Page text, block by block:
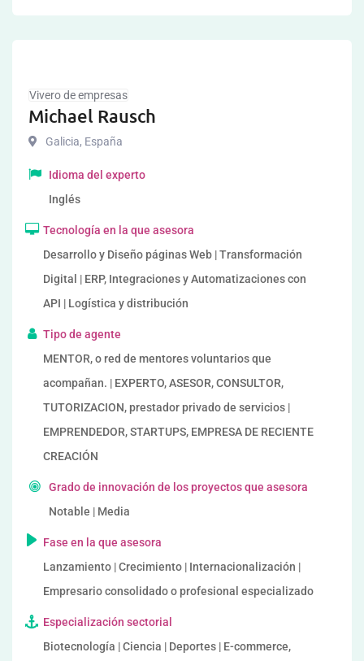
Vivero de empresas
Michael Rausch
Galicia, España
Idioma del experto
Inglés
Tecnología en la que asesora
Desarrollo y Diseño páginas Web | Transformación
Digital | ERP, Integraciones y Automatizaciones con
API | Logística y distribución
Tipo de agente
MENTOR, o red de mentores voluntarios que
acompañan. | EXPERTO, ASESOR, CONSULTOR,
TUTORIZACION, prestador privado de servicios |
EMPRENDEDOR, STARTUPS, EMPRESA DE RECIENTE
CREACIÓN
Grado de innovación de los proyectos que asesora
Notable | Media
Fase en la que asesora
Lanzamiento | Crecimiento | Internacionalización |
Empresario consolidado o profesional especializado
Especialización sectorial
Biotecnología | Ciencia | Deportes | E-commerce,